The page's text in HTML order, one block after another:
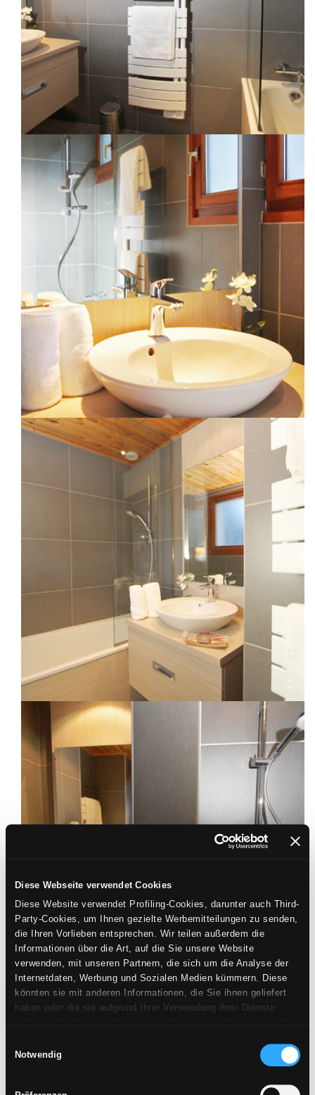
Diese Webseite verwendet Cookies
Diese Website verwendet Profiling-Cookies, darunter auch Third-
Party-Cookies, um Ihnen gezielte Werbemitteilungen zu senden,
die Ihren Vorlieben entsprechen. Wir teilen außerdem die
Informationen über die Art, auf die Sie unsere Website
verwenden, mit unseren Partnern, die sich um die Analyse der
Internetdaten, Werbung und Sozialen Medien kümmern. Diese
könnten sie mit anderen Informationen, die Sie ihnen geliefert
haben oder die sie aufgrund Ihrer Verwendung ihrer Dienste
hier klicken
. Die Zustimmung kann durch Klicken auf die
Schaltfläche „Cookies akzeptieren“ gegeben werden. Falls Sie
Notwendig